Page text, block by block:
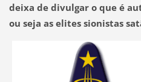
deixa de divulgar o que é
ou seja as elites sionistas